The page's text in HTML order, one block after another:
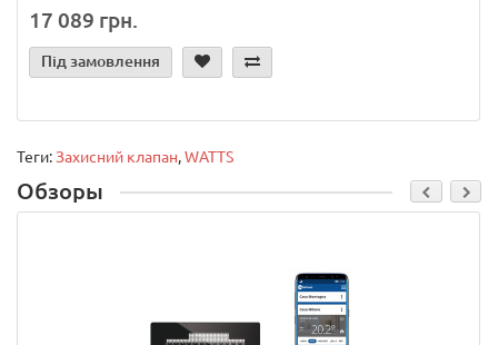
17 089 грн.
Під замовлення
Теги:Захисний клапан,WATTS
Обзоры